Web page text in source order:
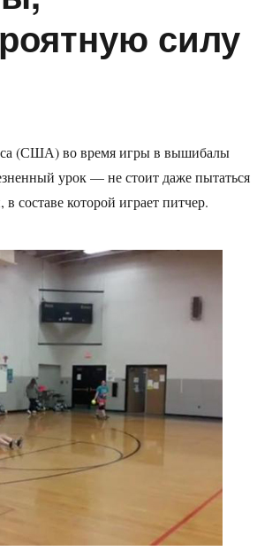
силу
(США) во время игры в вышибалы
урок — не стоит даже пытаться
составе которой играет питчер.